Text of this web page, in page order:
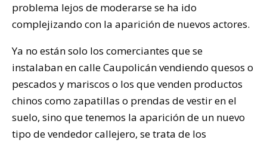
problema lejos de moderarse se ha ido
complejizando con la aparición de nuevos actores.
Ya no están solo los comerciantes que se
instalaban en calle Caupolicán vendiendo quesos o
pescados y mariscos o los que venden productos
chinos como zapatillas o prendas de vestir en el
suelo, sino que tenemos la aparición de un nuevo
tipo de vendedor callejero, se trata de los